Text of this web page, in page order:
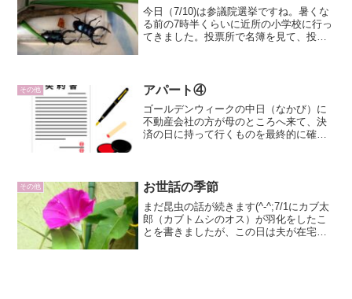
今日（7/10)は参議院選挙ですね。暑くな
る前の7時半くらいに近所の小学校に行っ
てきました。投票所で名簿を見て、投票
達が選挙立会人と...
その他 アパート④
ゴールデンウィークの中日（なかび）に
不動産会社の方が母のところへ来て、決
済の日に持って行くものを最終的に確認
いといけませんでした。1...
その他 お世話の季節
まだ昆虫の話が続きます(^-^;7/1にカブ太
郎（カブトムシのオス）が羽化をしたこ
とを書きましたが、この日は夫が在宅勤